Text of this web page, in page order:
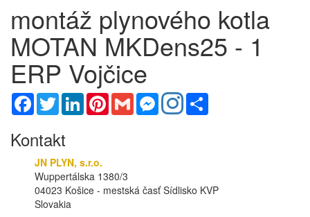
montáž plynového kotla
MOTAN MKDens25 - 1
ERP Vojčice
Facebook
TwitterLinkedInPinterestGmail Messenger
Kontakt
JN PLYN, s.r.o.
Wuppertálska 1380/3
04023 Košice - mestská časť Sídlisko KVP
Slovakia